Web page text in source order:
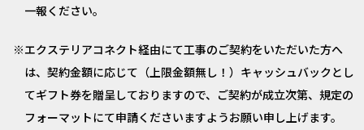
一報ください。
エクステリアコネクト経由にて工事のご契約をいただいた方へ
は、契約金額に応じて（上限金額無し！）キャッシュバックとし
てギフト券を贈呈しておりますので、ご契約が成立次第、規定の
フォーマットにて申請くださいますようお願い申し上げます。